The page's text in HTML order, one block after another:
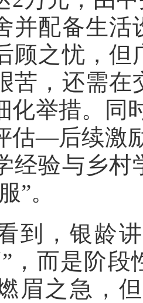
并配备生活
顾之忧，
苦，还需在
化举措。同
—后续激
经验与乡村
”。
，银龄讲
，而是阶段
眉之急，